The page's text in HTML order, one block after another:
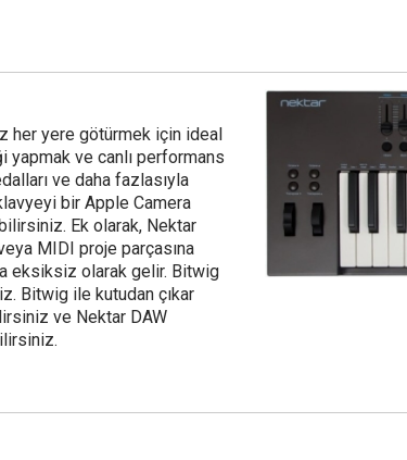
her yere götürmek için ideal
ve canlı performans
ve daha fazlasıyla
bir Apple Camera
Ek olarak, Nektar
MIDI proje parçasına
eksiksiz olarak gelir. Bitwig
Bitwig ile kutudan çıkar
ve Nektar DAW